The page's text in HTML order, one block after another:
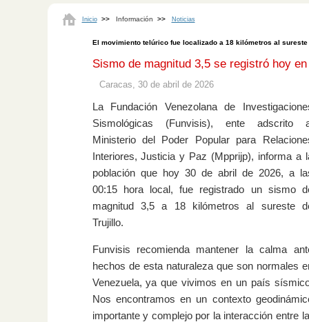
Inicio >> Información >> Noticias
El movimiento telúrico fue localizado a 18 kilómetros al sureste
Sismo de magnitud 3,5 se registró hoy
Caracas, 30 de abril de 2026
La Fundación Venezolana de
Sismológicas (Funvisis), ente adscrito
Ministerio del Poder Popular para
Interiores, Justicia y Paz (Mpprijp), informa a
población que hoy 30 de abril de 2026, a
00:15 hora local, fue registrado un sismo
magnitud 3,5 a 18 kilómetros al sureste
Trujillo.
Funvisis recomienda mantener la calma
hechos de esta naturaleza que son normales
Venezuela, ya que vivimos en un país
Nos encontramos en un contexto
importante y complejo por la interacción entre